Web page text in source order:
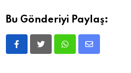
Bu Gönderiyi Paylaş: